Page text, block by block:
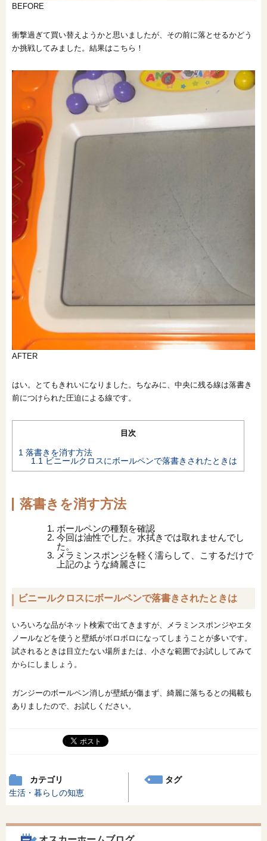
BEFORE
衝撃過ぎて買い替えようかと思いましたが、その前に落とせるかどう
か挑戦してみました。結果はこちら！
AFTER
はい。とてもきれいになりました。ちなみに、中央に残る線は落書き
前につけられた圧迫による線です。
目次
1 落書きを消す方法
1.1 ビニールクロスにボールペンで落書きされたときは
落書きを消す方法
ボールペンの種類を確認
今回は油性でした。水拭きでは取れませんでし
た。
メラミンスポンジを軽く濡らして、こするだけで
上記のような綺麗さに
ビニールクロスにボールペンで落書きされたときは
いろいろな品がネット検索で出てきますが、メラミンスポンジやエタ
ノールなどを使うと壁紙がボロボロになってしまうことが多いです。
試されるときは目立たない場所または、小さな範囲でお試ししてみて
からにしましょう。
ガンジーのボールペン消しが壁紙が傷まず、綺麗に落ちるとの掲載も
ありましたので、お試しください。
カテゴリ
生活・暮らしの知恵
タグ